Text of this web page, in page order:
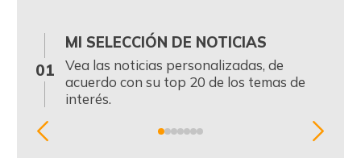
01
MI SELECCIÓN DE NOTICIAS
Vea las noticias personalizadas, de
acuerdo con su top 20 de los temas de
interés.
Item